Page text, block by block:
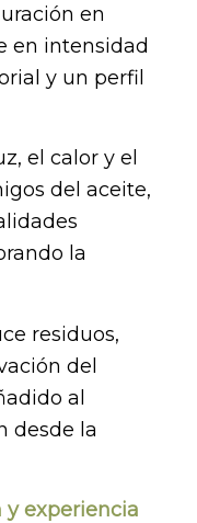
en
en intensidad
y un perfil
el calor y el
del aceite,
la
residuos,
del
al
desde la
experiencia